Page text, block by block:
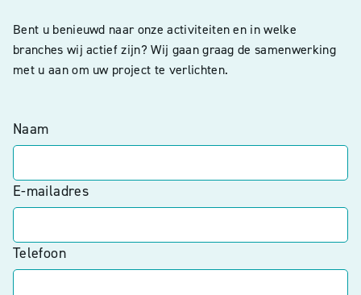
Bent u benieuwd naar onze activiteiten en in welke
branches wij actief zijn? Wij gaan graag de samenwerking
met u aan om uw project te verlichten.
Naam
E-mailadres
Telefoon